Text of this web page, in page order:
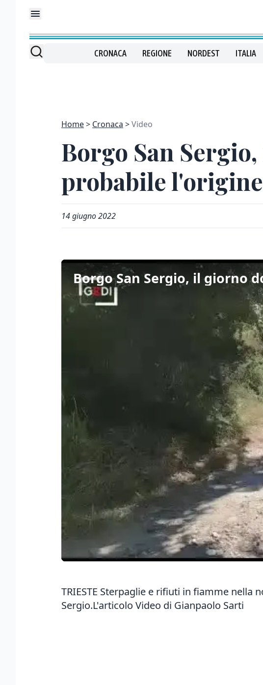
CRONACA REGIONE NORDEST ITALIA
Home Cronaca Video
Borgo San
probabile
14 giugno 2022
Borgo San Sergio, il giorno
TRIESTE Sterpaglie e rifiuti in fiamme nella
Sergio.L'articolo Video di Gianpaolo Sarti